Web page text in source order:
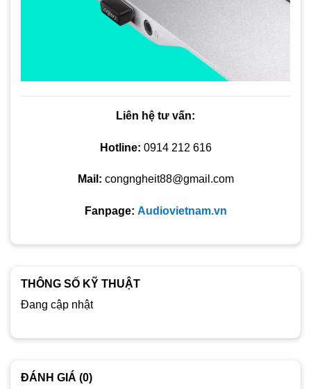
Liên hệ tư vấn:
Hotline: 0914 212 616
Mail: congngheit88@gmail.com
Fanpage: Audiovietnam.vn
THÔNG SỐ KỸ THUẬT
Đang cập nhật
ĐÁNH GIÁ (0)